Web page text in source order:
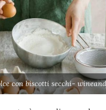
con biscotti secchi-